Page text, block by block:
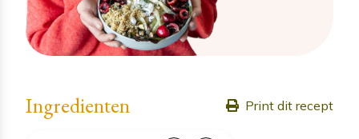
Ingredienten Print dit recept